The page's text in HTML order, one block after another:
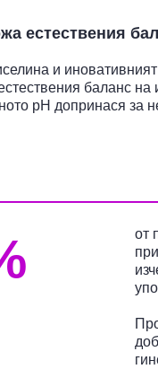
естествения
и
баланс
рН допринася за
от